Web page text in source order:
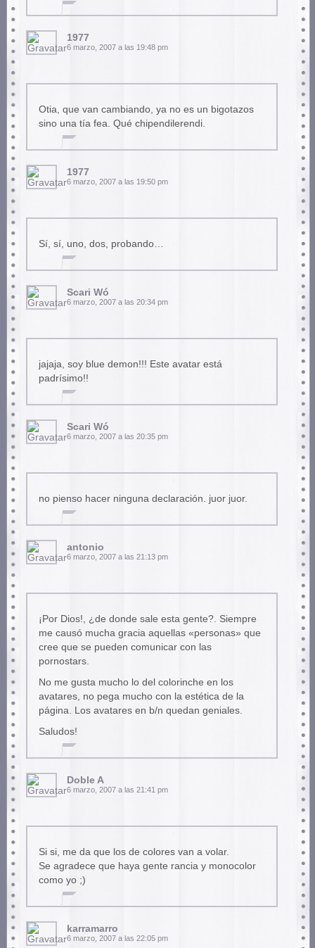
1977
6 marzo, 2007 a las 19:48 pm
Otia, que van cambiando, ya no es un bigotazos
sino una tía fea. Qué chipendilerendi.
1977
6 marzo, 2007 a las 19:50 pm
Sí, sí, uno, dos, probando…
Scari Wó
6 marzo, 2007 a las 20:34 pm
jajaja, soy blue demon!!! Este avatar está
padrísimo!!
Scari Wó
6 marzo, 2007 a las 20:35 pm
no pienso hacer ninguna declaración. juor juor.
antonio
6 marzo, 2007 a las 21:13 pm
¡Por Dios!, ¿de donde sale esta gente?. Siempre
me causó mucha gracia aquellas «personas» que
cree que se pueden comunicar con las
pornostars.
No me gusta mucho lo del colorinche en los
avatares, no pega mucho con la estética de la
página. Los avatares en b/n quedan geniales.
Saludos!
Doble A
6 marzo, 2007 a las 21:41 pm
Si si, me da que los de colores van a volar.
Se agradece que haya gente rancia y monocolor
como yo ;)
karramarro
6 marzo, 2007 a las 22:05 pm